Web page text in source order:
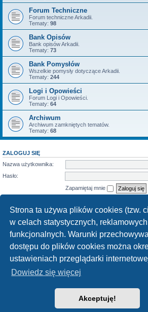
Strona ta używa plików cookies (tzw.
w celach statystycznych,
funkcjonalnych. Warunki
dostępu do plików cookies można
ustawieniach przeglądarki
Dowiedz się więcej
Akceptuję!
Forum Techniczne
Forum techniczne Arkadii.
Tematy: 98
Bank Opisów
Bank opisów Arkadii.
Tematy: 73
Bank Pomysłów
Wszelkie pomysły dotyczące Arkadii.
Tematy: 244
Logi i Opowieści
Forum Logi i Opowieści.
Tematy: 64
Archiwum
Archiwum zamkniętych tematów.
Tematy: 68
ZALOGUJ SIĘ
Nazwa użytkownika:
Hasło:
Zapamiętaj mnie
KTO JEST ONLINE
użytkowników online :: 3 zarejestrowanych, 0
ostatnich 5 minut)
Najwięcej użytkowników (
3712) było online 07 mar 2026
STATYSTYKI
Liczba postów:58683• Liczba tematów:855• Liczba
zarejestrowany użytkownik:
Horst
Technologię dostarczaphpBB® Forum
Polski pakiet językowy dostarcza